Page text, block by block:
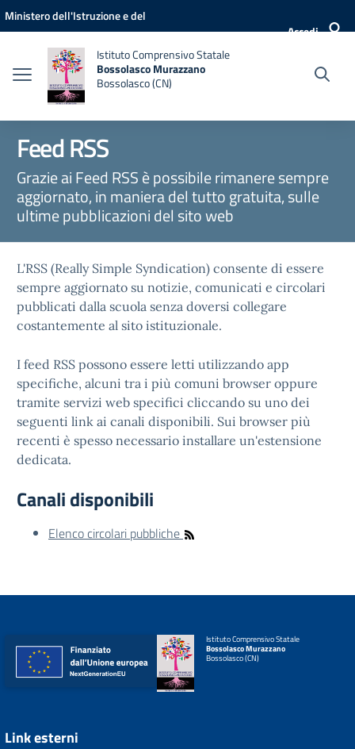
Vai ai contenuti
Vai al menu di navigazione
Vai al footer
Ministero dell'Istruzione e del
Accedi
Istituto Comprensivo Statale
Bossolasco Murazzano
Bossolasco (CN)
Feed RSS
Grazie ai Feed RSS è possibile rimanere sempre
aggiornato, in maniera del tutto gratuita, sulle
ultime pubblicazioni del sito web
L'RSS (Really Simple Syndication) consente di essere
sempre aggiornato su notizie, comunicati e circolari
pubblicati dalla scuola senza doversi collegare
costantemente al sito istituzionale.
I feed RSS possono essere letti utilizzando app
specifiche, alcuni tra i più comuni browser oppure
tramite servizi web specifici cliccando su uno dei
seguenti link ai canali disponibili. Sui browser più
recenti è spesso necessario installare un'estensione
dedicata.
Canali disponibili
Elenco circolari pubbliche
Istituto Comprensivo Statale
Bossolasco Murazzano
Bossolasco (CN)
Link esterni